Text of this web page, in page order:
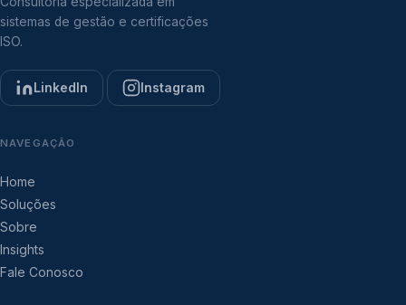
sistemas de gestão e certificações
ISO.
LinkedIn Instagram
NAVEGAÇÃO
Home
Soluções
Sobre
Insights
Fale Conosco